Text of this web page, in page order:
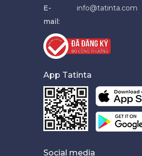
E-
mail:
info@tatinta.com
App Tatinta
Social media